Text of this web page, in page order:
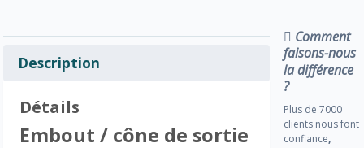
Description
Détails
Embout / cône de sortie
Comment
faisons-nous
la différence
?
Plus de 7000
clients nous font
confiance,